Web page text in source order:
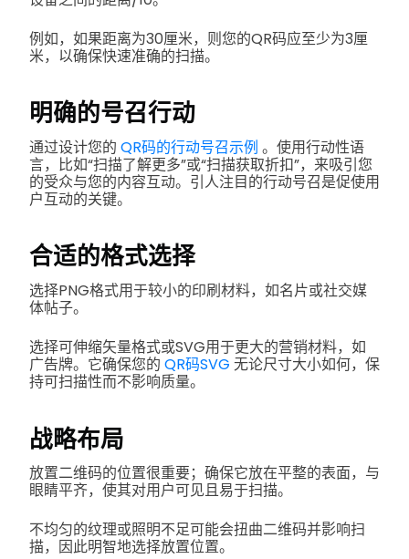
例如，如果距离为30厘米，则您的QR码应至少为3厘
米，以确保快速准确的扫描。
明确的号召行动
通过设计您的 QR码的行动号召示例 。 使用行动性语
言，比如“扫描了解更多”或“扫描获取折扣”，来吸引您
的受众与您的内容互动。引人注目的行动号召是促使用
户互动的关键。
合适的格式选择
选择PNG格式用于较小的印刷材料，如名片或社交媒
体帖子。
选择可伸缩矢量格式或SVG用于更大的营销材料，如
广告牌。它确保您的 QR码SVG 无论尺寸大小如何，保
持可扫描性而不影响质量。
战略布局
放置二维码的位置很重要；确保它放在平整的表面，与
眼睛平齐，使其对用户可见且易于扫描。
不均匀的纹理或照明不足可能会扭曲二维码并影响扫
描，因此明智地选择放置位置。